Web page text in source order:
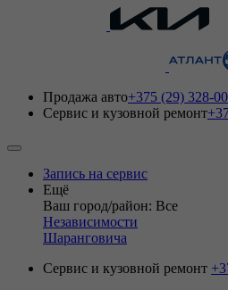
Продажа авто+375 (29) 328-
Сервис и кузовной ремонт
Запись на сервис
Ещё
Ваш город/район: Все
Независимости
Шаранговича
Сервис и кузовной ремонт